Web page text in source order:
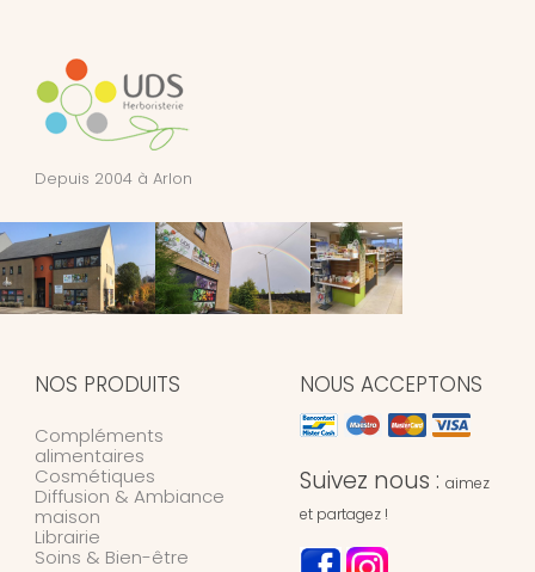
Depuis 2004 à Arlon
NOS PRODUITS
Compléments
alimentaires
Cosmétiques
Diffusion & Ambiance
maison
Librairie
Soins & Bien-être
NOUS ACCEPTONS
Suivez nous : aimez
et partagez !